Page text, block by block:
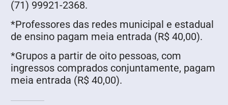
(71) 99921-2368.
*Professores das redes municipal e estadual
de ensino pagam meia entrada (R$ 40,00).
*Grupos a partir de oito pessoas, com
ingressos comprados conjuntamente, pagam
meia entrada (R$ 40,00).